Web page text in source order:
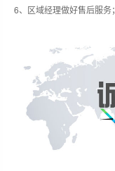
6、区域经理做好售后服务；